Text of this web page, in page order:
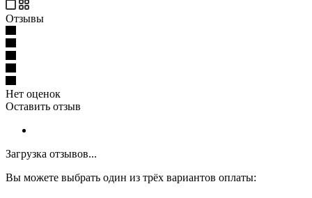
Отзывы
Нет оценок
Оставить отзыв
Загрузка отзывов...
Вы можете выбрать один из трёх вариантов оплаты: